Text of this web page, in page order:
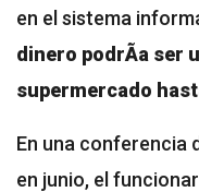
en el sistema
dinero podrÃ­a ser
supermercado
En una conferencia
en junio, el